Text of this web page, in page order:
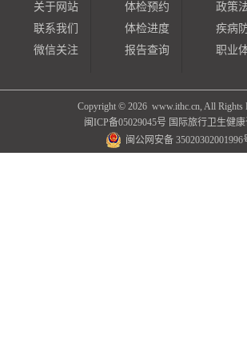
关于网站
联系我们
微信关注
体检预约
体检进度
报告查询
政策
疾病
职业
Copyright © 2026 www.ithc.cn, All Rights
闽ICP备05029045号 国际旅行卫生健康
闽公网安备 35020302001996